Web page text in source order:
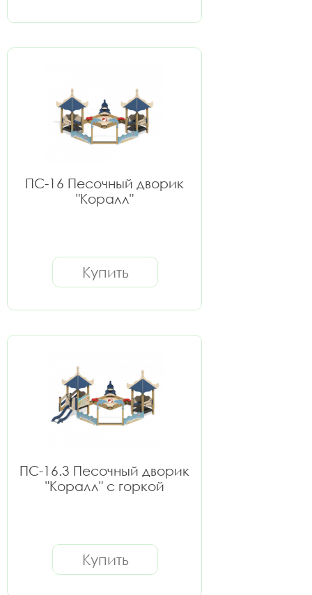
ПС-16 Песочный дворик
"Коралл"
Купить
ПС-16.3 Песочный дворик
"Коралл" с горкой
Купить